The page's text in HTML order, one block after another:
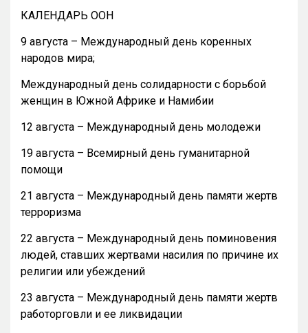
КАЛЕНДАРЬ ООН
9 августа – Международный день коренных
народов мира;
Международный день солидарности с борьбой
женщин в Южной Африке и Намибии
12 августа – Международный день молодежи
19 августа – Всемирный день гуманитарной
помощи
21 августа – Международный день памяти жертв
терроризма
22 августа – Международный день поминовения
людей, ставших жертвами насилия по причине их
религии или убеждений
23 августа – Международный день памяти жертв
работорговли и ее ликвидации